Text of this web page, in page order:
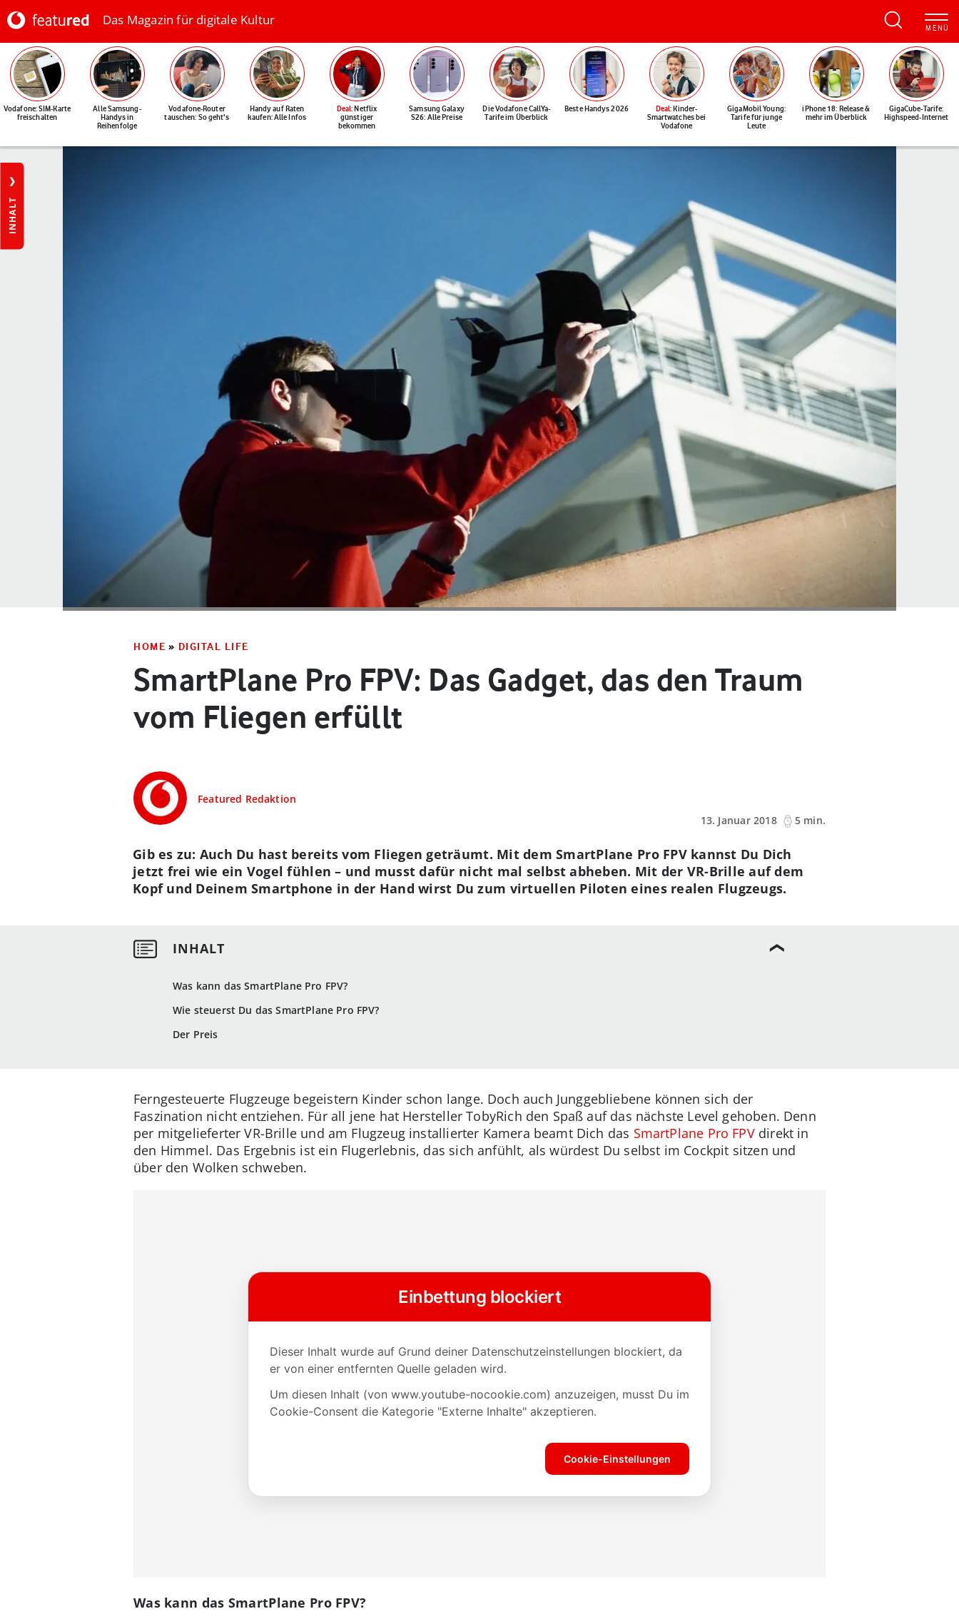
Das Magazin für digitale Kultur
Vodafone: SIM-Karte
freischalten
Alle Samsung-
Handys in
Reihenfolge
Vodafone-Router
tauschen: So geht's
Handy auf Raten
kaufen: Alle Infos
Deal: Netflix
günstiger
bekommen
Samsung Galaxy
S26: Alle Preise
Die Vodafone CallYa-
Tarife im Überblick
Beste Handys 2026 Deal: Kinder-
Smartwatches bei
Vodafone
GigaMobil Young:
Tarife für junge
Leute
iPhone 18: Release &
mehr im Überblick
GigaCube-Tarife:
Highspeed-Internet
INHALT
HOME » DIGITAL LIFE
SmartPlane Pro FPV: Das Gadget, das den Traum
vom Fliegen erfüllt
Featured Redaktion
13. Januar 2018
5 min.
Was kann das SmartPlane Pro FPV?
Wie steuerst Du das SmartPlane Pro FPV?
Der Preis
Gib es zu: Auch Du hast bereits vom Fliegen geträumt. Mit dem SmartPlane Pro FPV kannst Du Dich
jetzt frei wie ein Vogel fühlen – und musst dafür nicht mal selbst abheben. Mit der VR-Brille auf dem
Kopf und Deinem Smartphone in der Hand wirst Du zum virtuellen Piloten eines realen Flugzeugs.
Ferngesteuerte Flugzeuge begeistern Kinder schon lange. Doch auch Junggebliebene können sich der
Faszination nicht entziehen. Für all jene hat Hersteller TobyRich den Spaß auf das nächste Level gehoben. Denn
per mitgelieferter VR-Brille und am Flugzeug installierter Kamera beamt Dich das SmartPlane Pro FPVdirekt in
den Himmel. Das Ergebnis ist ein Flugerlebnis, das sich anfühlt, als würdest Du selbst im Cockpit sitzen und
über den Wolken schweben.
Was kann das SmartPlane Pro FPV?